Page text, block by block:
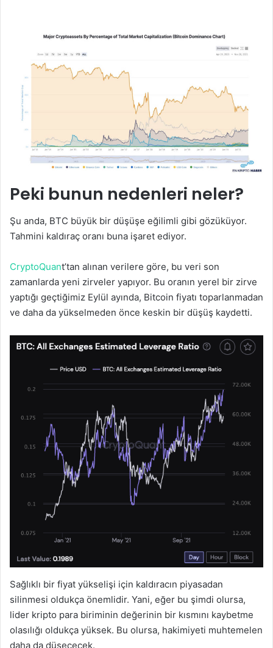
Peki bunun nedenleri neler?
Şu anda, BTC büyük bir düşüşe eğilimli gibi gözüküyor.
Tahmini kaldıraç oranı buna işaret ediyor.
CryptoQuant’tan alınan verilere göre, bu veri son
zamanlarda yeni zirveler yapıyor. Bu oranın yerel bir zirve
yaptığı geçtiğimiz Eylül ayında, Bitcoin fiyatı toparlanmadan
ve daha da yükselmeden önce keskin bir düşüş kaydetti.
Sağlıklı bir fiyat yükselişi için kaldıracın piyasadan
silinmesi oldukça önemlidir. Yani, eğer bu şimdi olursa,
lider kripto para biriminin değerinin bir kısmını kaybetme
olasılığı oldukça yüksek. Bu olursa, hakimiyeti muhtemelen
daha da düşececek.